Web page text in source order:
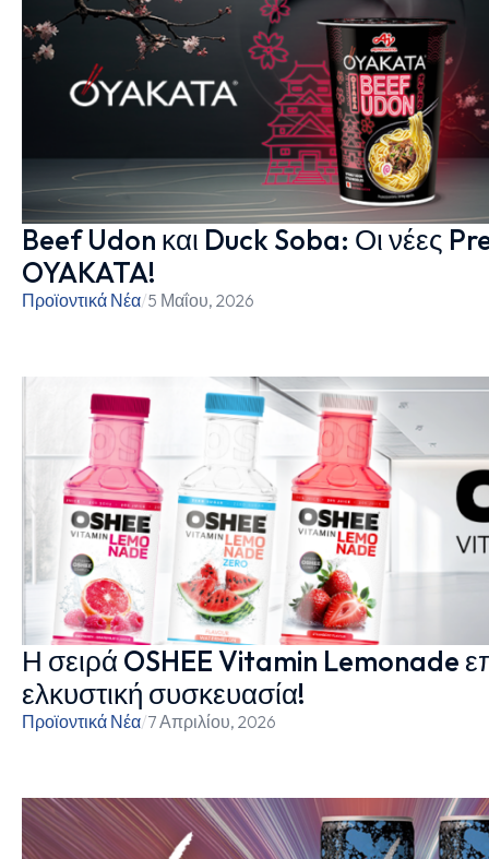
Beef Udon και Duck Soba: Οι νέες
OYAKATA!
Προϊοντικά Νέα/5 Μαΐου, 2026
Η σειρά OSHEE Vitamin Lemonade
ελκυστική συσκευασία!
Προϊοντικά Νέα/7 Απριλίου, 2026